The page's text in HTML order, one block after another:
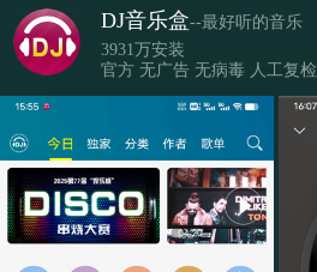
DJ音乐盒--最好听的音乐
3931万安装
官方 无广告 无病毒 人工复检